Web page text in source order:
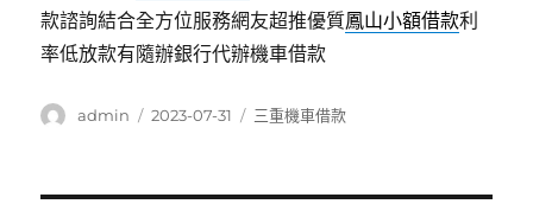
款諮詢結合全方位服務網友超推優質鳳山小額借款利
率低放款有隨辦銀行代辦機車借款
作
admin
發
2023-07-31
分
三重機車借款